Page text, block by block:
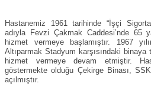
Hastanemiz 1961 tarihinde “İşçi
adıyla Fevzi Çakmak Caddesi’nde 65
hizmet vermeye başlamıştır. 1967
Altıparmak Stadyum karşısındaki
hizmet vermeye devam etmiştir.
göstermekte olduğu Çekirge Binası,
açılmıştır.